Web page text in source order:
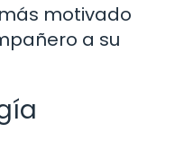
motivado
a su